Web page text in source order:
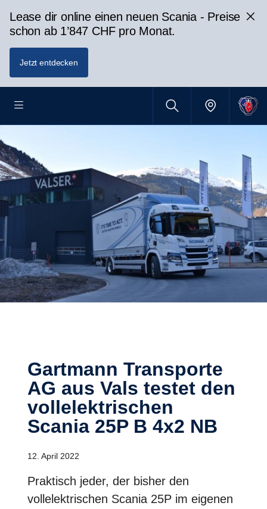
Lease dir online einen neuen Scania - Preise
schon ab 1’847 CHF pro Monat.
Jetzt entdecken
Gartmann Transporte
AG aus Vals testet den
vollelektrischen
Scania 25P B 4x2 NB
12. April 2022
Praktisch jeder, der bisher den
vollelektrischen Scania 25P im eigenen